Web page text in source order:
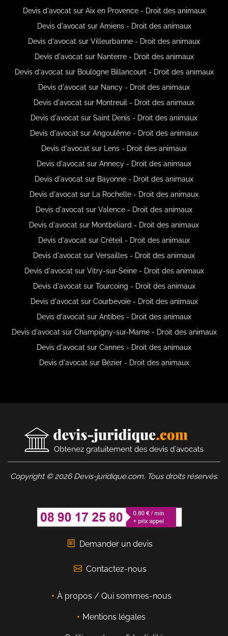
Devis d'avocat sur Aix en Provence - Droit des animaux
Devis d'avocat sur Amiens - Droit des animaux
Devis d'avocat sur Villeurbanne - Droit des animaux
Devis d'avocat sur Nanterre - Droit des animaux
Devis d'avocat sur Boulogne Billancourt - Droit des animaux
Devis d'avocat sur Nancy - Droit des animaux
Devis d'avocat sur Montreuil - Droit des animaux
Devis d'avocat sur Saint Denis - Droit des animaux
Devis d'avocat sur Angoulême - Droit des animaux
Devis d'avocat sur Lens - Droit des animaux
Devis d'avocat sur Annecy - Droit des animaux
Devis d'avocat sur Bayonne - Droit des animaux
Devis d'avocat sur La Rochelle - Droit des animaux
Devis d'avocat sur Valence - Droit des animaux
Devis d'avocat sur Montbéliard - Droit des animaux
Devis d'avocat sur Créteil - Droit des animaux
Devis d'avocat sur Versailles - Droit des animaux
Devis d'avocat sur Vitry-sur-Seine - Droit des animaux
Devis d'avocat sur Tourcoing - Droit des animaux
Devis d'avocat sur Courbevoie - Droit des animaux
Devis d'avocat sur Antibes - Droit des animaux
Devis d'avocat sur Champigny-sur-Marne - Droit des animaux
Devis d'avocat sur Cannes - Droit des animaux
Devis d'avocat sur Bézier - Droit des animaux
Copyright © 2026 Devis-juridique.com. Tous droits réservés.
Demander un devis
Contactez-nous
À propos / Qui sommes-nous
Mentions légales